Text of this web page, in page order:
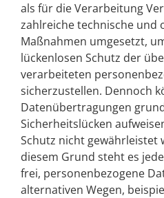
als für die Verarbeitung
zahlreiche technische und
Maßnahmen umgesetzt,
lückenlosen Schutz der
verarbeiteten
sicherzustellen. Dennoch
Datenübertragungen
Sicherheitslücken
Schutz nicht gewährleistet
diesem Grund steht es
frei, personenbezogene
alternativen Wegen,